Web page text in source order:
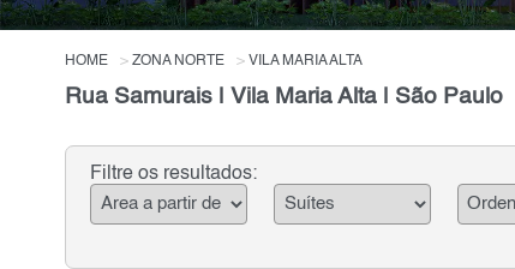
HOME ZONA NORTE VILA MARIA ALTA
Rua Samurais | Vila Maria Alta | São Paulo
Filtre os resultados: